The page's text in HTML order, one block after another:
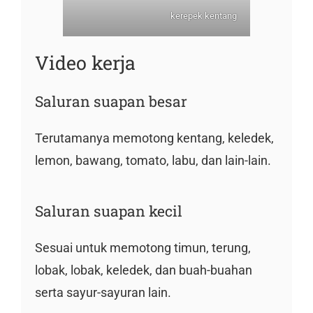
kerepek kentang
Video kerja
Saluran suapan besar
Terutamanya memotong kentang, keledek,
lemon, bawang, tomato, labu, dan lain-lain.
Saluran suapan kecil
Sesuai untuk memotong timun, terung,
lobak, lobak, keledek, dan buah-buahan
serta sayur-sayuran lain.